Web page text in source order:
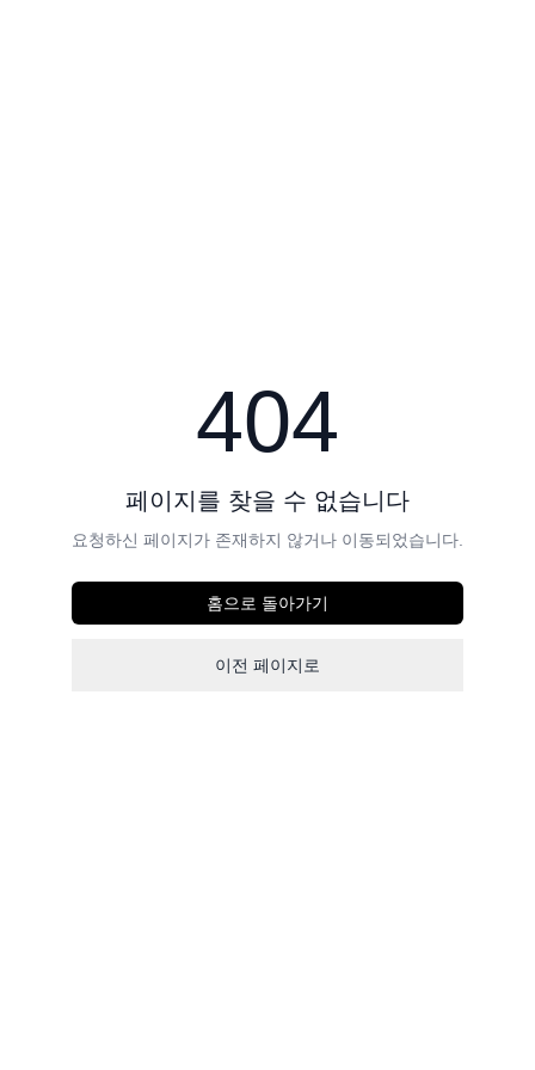
404
페이지를 찾을 수 없습니다
요청하신 페이지가 존재하지 않거나 이동되었습니다.
홈으로 돌아가기
이전 페이지로